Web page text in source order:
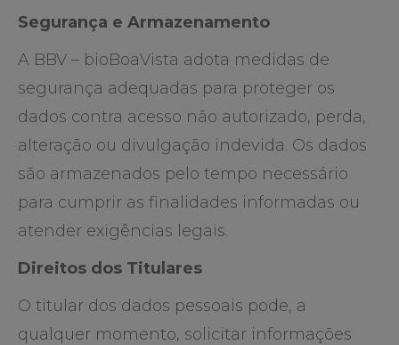
Segurança e Armazenamento
A BBV – bioBoaVista adota medidas de
segurança adequadas para proteger os
dados contra acesso não autorizado, perda,
alteração ou divulgação indevida. Os dados
são armazenados pelo tempo necessário
para cumprir as finalidades informadas ou
atender exigências legais.
Direitos dos Titulares
O titular dos dados pessoais pode, a
qualquer momento, solicitar informações